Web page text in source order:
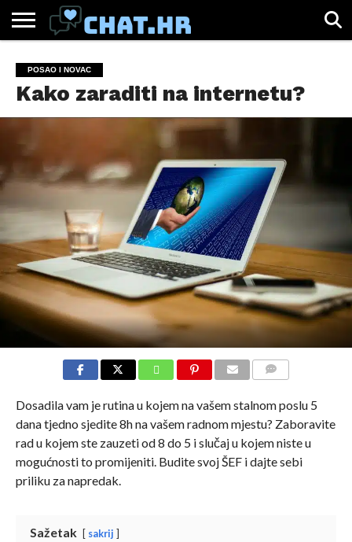
CHAT.HR
ZABAVA
ŽIVOT
VIRALNO
POSAO I NOVAC
Kako zaraditi na internetu?
Dosadila vam je rutina u kojem na vašem stalnom poslu 5
dana tjedno sjedite 8h na vašem radnom mjestu? Zaboravite
rad u kojem ste zauzeti od 8 do 5 i slučaj u kojem niste u
mogućnosti to promijeniti. Budite svoj ŠEF i dajte sebi
priliku za napredak.
Sažetak sakrij